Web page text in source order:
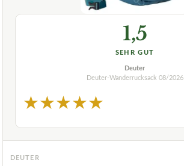
1,5
SEHR GUT
Deuter
Deuter-Wanderrucksack 08/2026
★★★★★
DEUTER